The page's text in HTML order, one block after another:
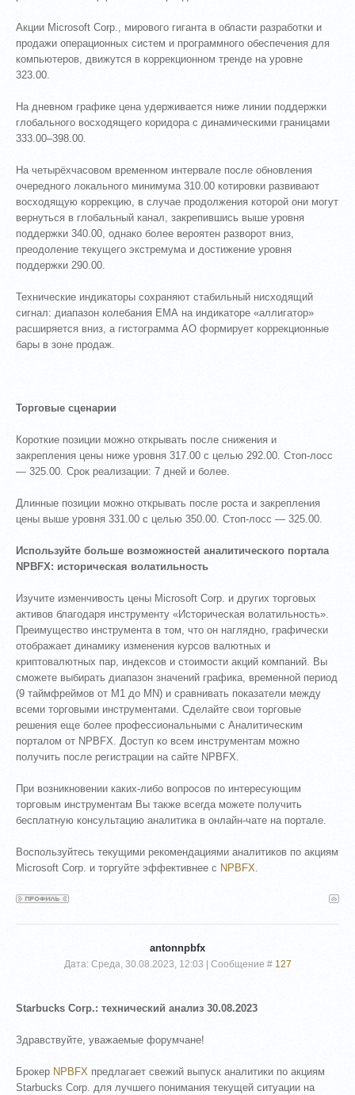
Акции Microsoft Corp., мирового гиганта в области разработки и
продажи операционных систем и программного обеспечения для
компьютеров, движутся в коррекционном тренде на уровне
323.00.
На дневном графике цена удерживается ниже линии поддержки
глобального восходящего коридора с динамическими границами
333.00–398.00.
На четырёхчасовом временном интервале после обновления
очередного локального минимума 310.00 котировки развивают
восходящую коррекцию, в случае продолжения которой они могут
вернуться в глобальный канал, закрепившись выше уровня
поддержки 340.00, однако более вероятен разворот вниз,
преодоление текущего экстремума и достижение уровня
поддержки 290.00.
Технические индикаторы сохраняют стабильный нисходящий
сигнал: диапазон колебания ЕМА на индикаторе «аллигатор»
расширяется вниз, а гистограмма АО формирует коррекционные
бары в зоне продаж.
Торговые сценарии
Короткие позиции можно открывать после снижения и
закрепления цены ниже уровня 317.00 с целью 292.00. Стоп-лосс
— 325.00. Срок реализации: 7 дней и более.
Длинные позиции можно открывать после роста и закрепления
цены выше уровня 331.00 с целью 350.00. Стоп-лосс — 325.00.
Используйте больше возможностей аналитического портала
NPBFX: историческая волатильность
Изучите изменчивость цены Microsoft Corp. и других торговых
активов благодаря инструменту «Историческая волатильность».
Преимущество инструмента в том, что он наглядно, графически
отображает динамику изменения курсов валютных и
криптовалютных пар, индексов и стоимости акций компаний. Вы
сможете выбирать диапазон значений графика, временной период
(9 таймфреймов от М1 до MN) и сравнивать показатели между
всеми торговыми инструментами. Сделайте свои торговые
решения еще более профессиональными с Аналитическим
порталом от NPBFX. Доступ ко всем инструментам можно
получить после регистрации на сайте NPBFX.
При возникновении каких-либо вопросов по интересующим
торговым инструментам Вы также всегда можете получить
бесплатную консультацию аналитика в онлайн-чате на портале.
Воспользуйтесь текущими рекомендациями аналитиков по акциям
Microsoft Corp. и торгуйте эффективнее с NPBFX.
antonnpbfx
Дата: Среда, 30.08.2023, 12:03 | Сообщение # 127
Starbucks Corp.: технический анализ 30.08.2023
Здравствуйте, уважаемые форумчане!
Брокер NPBFX предлагает свежий выпуск аналитики по акциям
Starbucks Corp. для лучшего понимания текущей ситуации на